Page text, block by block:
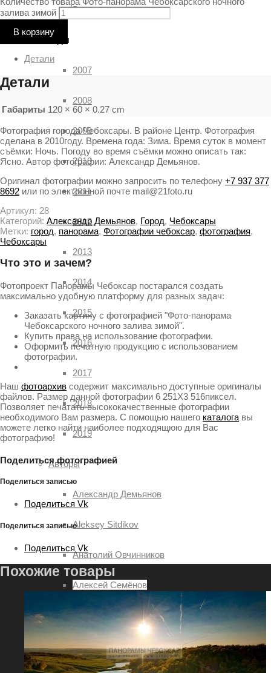
Весна
Годы
2007
2008
2009
2010
2011
2012
2013
2014
2015
2016
2017
2018
2019
Авторы
Александр Демьянов
Aleksey Sitdikov
Анатолий Овчинников
Алексей Семёнов
Илья Степанов
Павел Ртищев
залива зимой
В корзину
Детали
Детали
Габариты 120 × 60 × 0.27 cm
Фотография города Чебоксары. В районе Центр. Фотография
сделана в 2010году. Времена года: Зима. Время суток в момент
съёмки: Ночь. Погоду во время съёмки можно описать так:
Ясно. Автор фотографии: Александр Демьянов.
Оригинал фотографии можно запросить по телефону +7 937 377
8692 или по электронной почте mail@21foto.ru
Артикул: 28
Категорий: Александр Демьянов, Город, Чебоксары
Метки: город, панорама, Фотографии чебоксар, фотография,
Чебоксары
Что это и зачем?
Фотопроект Панорамы Чебоксар постарался создать
максимально удобную платформу для разных задач:
Заказать картину с фотографией "Фото-панорама
Чебоксарского ночного залива зимой".
Купить права на использование фотографии.
Оформить печатную продукцию с использованием
фотографии.
Наш фотоархив содержит максимально доступные оригиналы
файлов. Размер данной фотографии 6 251X3 516пиксел.
Позволяет печатать высококачественные фотографии
необходимого Вам размера. С помощью нашего каталога вы
можете легко найти наиболее подходящюю для Вас
фотографию!
Поделиться фотографией
Поделиться записью
Поделиться Vk
Поделиться записью
Поделиться Vk
Похожие товары